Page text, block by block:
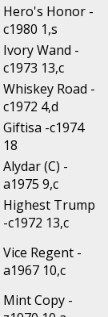
Hero's Honor -
c1980 1,s
Ivory Wand -
c1973 13,c
Whiskey Road -
c1972 4,d
Giftisa -c1974
18
Alydar (C) -
a1975 9,c
Highest Trump
-c1972 13,c
Vice Regent -
a1967 10,c
Mint Copy -